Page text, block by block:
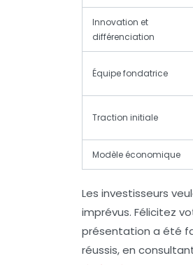
Innovation et
différenciation
Équipe fondatrice
Traction initiale
Modèle économique
Les investisseurs
imprévus. Félicitez
présentation a été
réussis, en